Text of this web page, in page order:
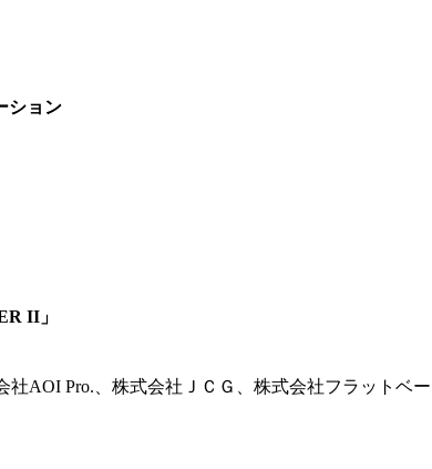
ション
II」
社AOI Pro.、株式会社ＪＣＧ、株式会社フラットベ